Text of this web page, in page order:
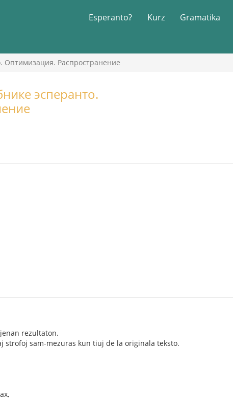
Esperanto? Kurz Gramatika
Оптимизация. Распространение
эсперанто.
rezultaton.
strofoj sam-mezuras kun tiuj de la originala teksto.